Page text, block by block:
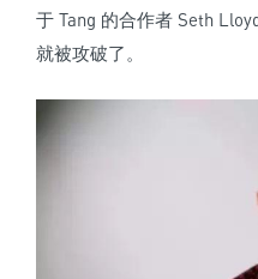
于 Tang 的合作者 Seth
就被攻破了。